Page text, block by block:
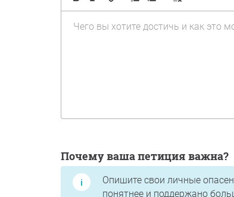
Почему ваша петиция важна?
Опишите свои личные
понятнее и поддержано